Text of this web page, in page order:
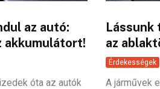
az autó:
akkumulátort!
óta az autók
Lássunk
az
Érdekességek
A járművek